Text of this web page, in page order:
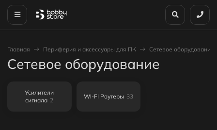
Главная Периферия и аксессуары для ПК Сетевое оборудование
Сетевое оборудование
Усилители
сигнала 2
WI-FI Роутеры 33